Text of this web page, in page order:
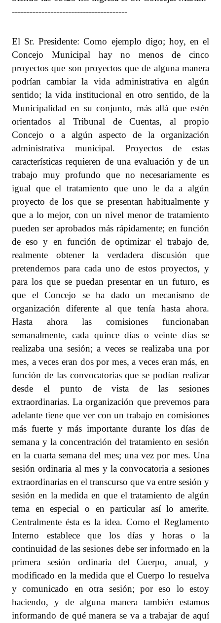
---------------------------------------
El Sr. Presidente: Como ejemplo digo; hoy, en el
Concejo Municipal hay no menos de cinco
proyectos que son proyectos que de alguna manera
podrían cambiar la vida administrativa en algún
sentido; la vida institucional en otro sentido, de la
Municipalidad en su conjunto, más allá que estén
orientados al Tribunal de Cuentas, al propio
Concejo o a algún aspecto de la organización
administrativa municipal. Proyectos de estas
características requieren de una evaluación y de un
trabajo muy profundo que no necesariamente es
igual que el tratamiento que uno le da a algún
proyecto de los que se presentan habitualmente y
que a lo mejor, con un nivel menor de tratamiento
pueden ser aprobados más rápidamente; en función
de eso y en función de optimizar el trabajo de,
realmente obtener la verdadera discusión que
pretendemos para cada uno de estos proyectos, y
para los que se puedan presentar en un futuro, es
que el Concejo se ha dado un mecanismo de
organización diferente al que tenía hasta ahora.
Hasta ahora las comisiones funcionaban
semanalmente, cada quince días o veinte días se
realizaba una sesión; a veces se realizaba una por
mes, a veces eran dos por mes, a veces eran más, en
función de las convocatorias que se podían realizar
desde el punto de vista de las sesiones
extraordinarias. La organización que prevemos para
adelante tiene que ver con un trabajo en comisiones
más fuerte y más importante durante los días de
semana y la concentración del tratamiento en sesión
en la cuarta semana del mes; una vez por mes. Una
sesión ordinaria al mes y la convocatoria a sesiones
extraordinarias en el transcurso que va entre sesión y
sesión en la medida en que el tratamiento de algún
tema en especial o en particular así lo amerite.
Centralmente ésta es la idea. Como el Reglamento
Interno establece que los días y horas o la
continuidad de las sesiones debe ser informado en la
primera sesión ordinaria del Cuerpo, anual, y
modificado en la medida que el Cuerpo lo resuelva
y comunicado en otra sesión; por eso lo estoy
haciendo, y de alguna manera también estamos
informando de qué manera se va a trabajar de aquí